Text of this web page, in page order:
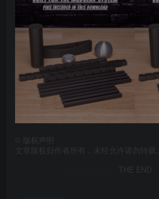
版权声明
文章版权归作者所有，未经允许请勿转载。
THE END